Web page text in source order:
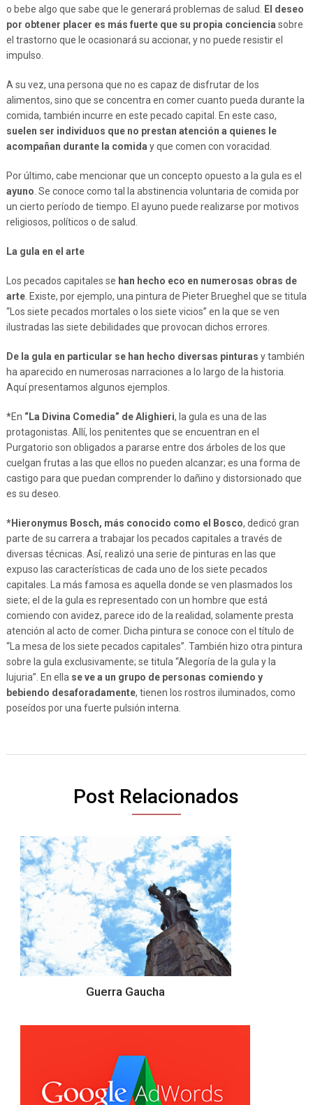
o bebe algo que sabe que le generará problemas de salud.
El deseo
por obtener placer es más fuerte que su propia conciencia sobre
el trastorno que le ocasionará su accionar, y no puede resistir el
impulso.
A su vez, una persona que no es capaz de disfrutar de los
alimentos, sino que se concentra en comer cuanto pueda durante la
comida, también incurre en este pecado capital. En este caso,
suelen ser individuos que no prestan atención a quienes le
acompañan durante la comida y que comen con voracidad.
Por último, cabe mencionar que un concepto opuesto a la gula es el
ayuno . Se conoce como tal la abstinencia voluntaria de comida por
un cierto período de tiempo. El ayuno puede realizarse por motivos
religiosos, políticos o de salud.
La gula en el arte
Los pecados capitales se han hecho eco en numerosas obras de
arte. Existe, por ejemplo, una pintura de Pieter Brueghel que se titula
“Los siete pecados mortales o los siete vicios” en la que se ven
ilustradas las siete debilidades que provocan dichos errores.
De la gula en particular se han hecho diversas pinturas y también
ha aparecido en numerosas narraciones a lo largo de la historia.
Aquí presentamos algunos ejemplos.
*En “La Divina Comedia” de Alighieri, la gula es una de las
protagonistas. Allí, los penitentes que se encuentran en el
Purgatorio son obligados a pararse entre dos árboles de los que
cuelgan frutas a las que ellos no pueden alcanzar; es una forma de
castigo para que puedan comprender lo dañino y distorsionado que
es su deseo.
*Hieronymus Bosch, más conocido como el Bosco, dedicó gran
parte de su carrera a trabajar los pecados capitales a través de
diversas técnicas. Así, realizó una serie de pinturas en las que
expuso las características de cada uno de los siete pecados
capitales. La más famosa es aquella donde se ven plasmados los
siete; el de la gula es representado con un hombre que está
comiendo con avidez, parece ido de la realidad, solamente presta
atención al acto de comer. Dicha pintura se conoce con el título de
“La mesa de los siete pecados capitales”. También hizo otra pintura
sobre la gula exclusivamente; se titula “Alegoría de la gula y la
lujuria”. En ella se ve a un grupo de personas comiendo y
bebiendo desaforadamente, tienen los rostros iluminados, como
poseídos por una fuerte pulsión interna.
Post Relacionados
Guerra Gaucha